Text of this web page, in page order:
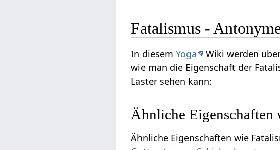
Fatalismus -
In diesemYoga
Wiki werden
wie man die Eigenschaft der
Laster sehen kann:
Ähnliche Eigenschaften
Ähnliche Eigenschaften wie